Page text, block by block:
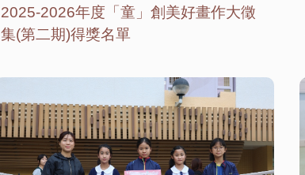
2025-2026年度「童」創美好畫作大徵
集(第二期)得獎名單